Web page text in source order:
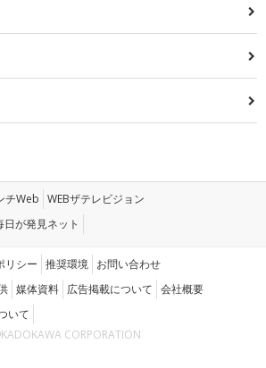
チWeb WEBザテレビジョン
日が発見ネット
リシー 推奨環境 お問い合わせ
媒体資料 広告掲載について 会社概要
いて
CORPORATION